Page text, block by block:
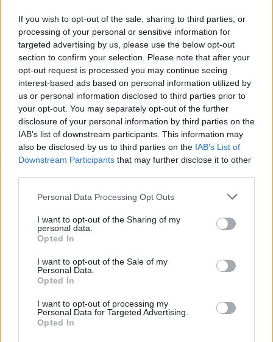
If you wish to opt-out of the sale, sharing to third parties, or
processing of your personal or sensitive information for
targeted advertising by us, please use the below opt-out
section to confirm your selection. Please note that after your
opt-out request is processed you may continue seeing
interest-based ads based on personal information utilized by
us or personal information disclosed to third parties prior to
your opt-out. You may separately opt-out of the further
disclosure of your personal information by third parties on the
IAB’s list of downstream participants. This information may
also be disclosed by us to third parties on the IAB’s List of
Downstream Participants that may further disclose it to other
Please note that this website/app uses one or more Google
not limited to your visit or usage behaviour. You may click to
grant or deny consent to Google and its third-party tags to
use your data for below specified purposes in below Google
consent section.
Personal Data Processing Opt Outs
I want to opt-out of the Sharing of my
personal data.
Opted In
I want to opt-out of the Sale of my
Personal Data.
Opted In
I want to opt-out of processing my
Personal Data for Targeted Advertising.
Opted In
Opozorilo:Po 297. členu Kazenskega zakonika je
posameznik kazensko odgovoren za javno spodbujanje
sovraštva, nasilja ali nestrpnosti. Komentarji z žaljivimi,
rasističnimi, diskriminatornimi ali nezakonitimi vsebinami bodo
odstranjeni. Pravila komentiranja →
Failed to fetch
Kategorije: Novice Novice
Ključne besede:
koroško narečje
krajevni praznik
milan kamnik
občina ravne
visit ravne
zkštm ravne